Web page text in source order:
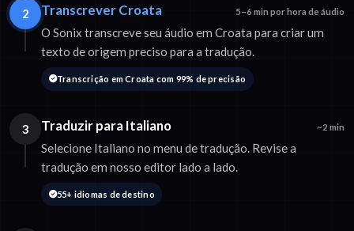
2 Transcrever Croata 5–6 min por hora de áudio
O Sonix transcreve seu áudio em Croata para criar um
texto de origem preciso para a tradução.
Transcrição em Croata com 99% de precisão
3 Traduzir para Italiano ~2 min
Selecione Italiano no menu de tradução. Revise a
tradução em nosso editor lado a lado.
55+ idiomas de destino